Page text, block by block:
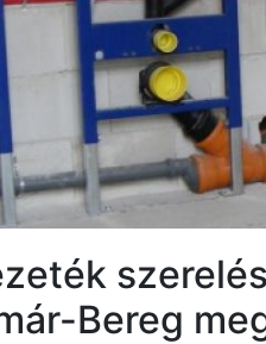
Bereg